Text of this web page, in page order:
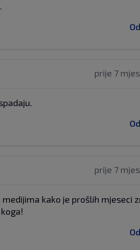
prije 7
prije 7
kako je prošlih mjeseci